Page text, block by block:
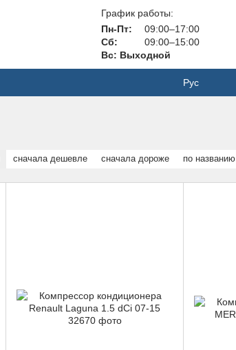
График работы:
Пн-Пт:
09:00–17:00
Сб:
09:00–15:00
Вс: Выходной
Рус
сначала дешевле сначала дороже по названию